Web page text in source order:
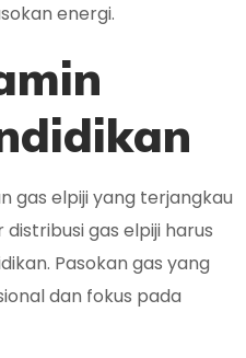
energi.
gas elpiji yang terjangkau
gas elpiji harus
Pasokan gas yang
dan fokus pada